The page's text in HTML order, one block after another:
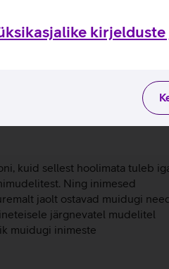
kuid sellest hoolimata tuleb
Ning inimesed
jaolt ostavad muidugi
järgnevatel mudelitel
muidugi inimeste